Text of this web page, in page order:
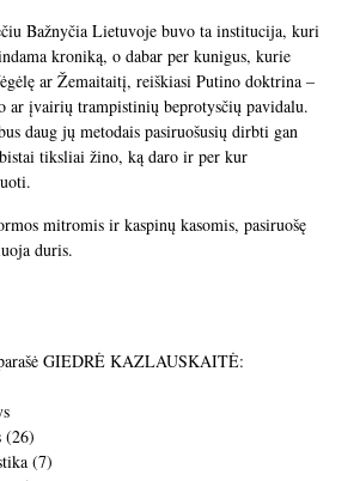
Bažnyčia Lietuvoje buvo ta institucija, kuri
kroniką, o dabar per kunigus, kurie
ar Žemaitaitį, reiškiasi Putino doktrina –
ar įvairių trampistinių beprotysčių pavidalu.
daug jų metodais pasiruošusių dirbti gan
tiksliai žino, ką daro ir per kur
mitromis ir kaspinų kasomis, pasiruošę
duris.
GIEDRĖ KAZLAUSKAITĖ:
(26)
(7)